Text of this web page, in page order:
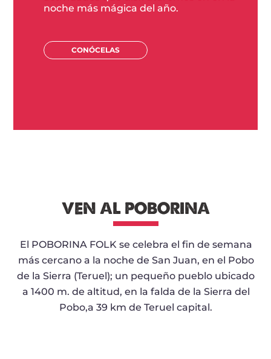
noche más mágica del año.
CONÓCELAS
VEN AL POBORINA
El POBORINA FOLK se celebra el fin de semana
más cercano a la noche de San Juan, en el Pobo
de la Sierra (Teruel); un pequeño pueblo ubicado
a 1400 m. de altitud, en la falda de la Sierra del
Pobo,a 39 km de Teruel capital.